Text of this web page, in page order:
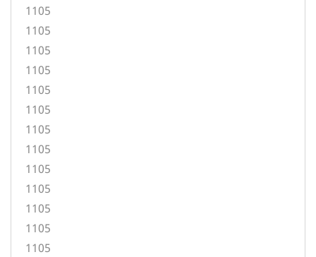
1105
1105
1105
1105
1105
1105
1105
1105
1105
1105
1105
1105
1105